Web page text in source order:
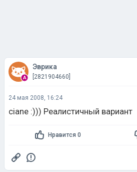
Эврика
[2821904660]
24 мая 2008, 16:24
ciane :))) Реалистичный вариант
Нравится 0